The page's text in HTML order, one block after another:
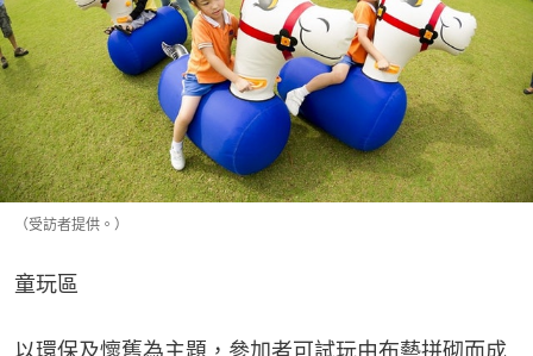
（受訪者提供。）
童玩區
以環保及懷舊為主題，參加者可試玩由布藝拼砌而成